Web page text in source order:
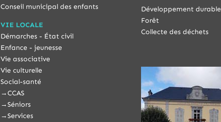
Conseil municipal des enfants
VIE LOCALE
Démarches - État civil
Enfance - jeunesse
Vie associative
Vie culturelle
Social-santé
→CCAS
→Séniors
→Services
Développement durable
Forêt
Collecte des déchets